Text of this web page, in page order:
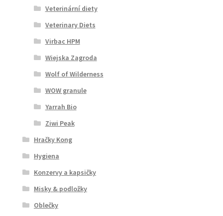
Veterinární diety
Veterinary Diets
Virbac HPM
Wiejska Zagroda
Wolf of Wilderness
WOW granule
Yarrah Bio
Ziwi Peak
Hračky Kong
Hygiena
Konzervy a kapsičky
Misky & podložky
Oblečky